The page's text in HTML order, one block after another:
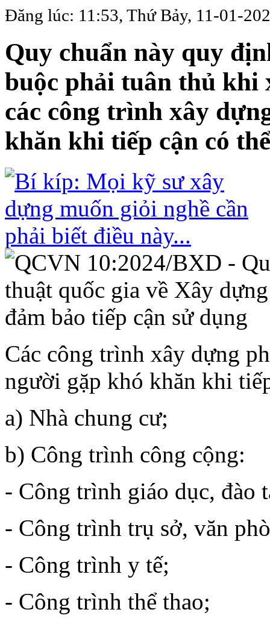
Đăng lúc: 11:53, Thứ Bảy, 11-01-
Quy chuẩn này quy
buộc phải tuân thủ khi
các công trình xây
khăn khi tiếp cận có
Các công trình xây dựng
người gặp khó khăn khi
a) Nhà chung cư;
b) Công trình công cộng:
- Công trình giáo dục, đào
- Công trình trụ sở, văn
- Công trình y tế;
- Công trình thể thao;